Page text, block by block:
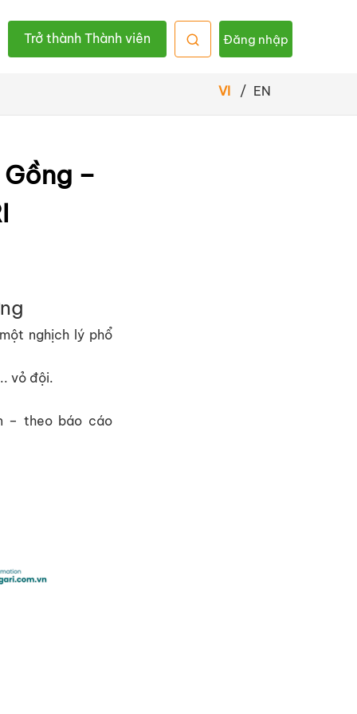
Trở thành Thành viên Đăng nhập
VI / EN
–
ng
ột nghịch lý phổ
vỏ đội.
– theo báo cáo